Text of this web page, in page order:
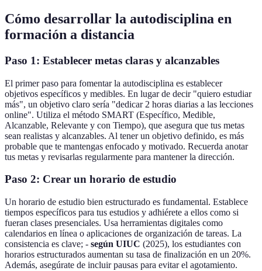
Cómo desarrollar la autodisciplina en
formación a distancia
Paso 1: Establecer metas claras y alcanzables
El primer paso para fomentar la autodisciplina es establecer
objetivos específicos y medibles. En lugar de decir "quiero estudiar
más", un objetivo claro sería "dedicar 2 horas diarias a las lecciones
online". Utiliza el método SMART (Específico, Medible,
Alcanzable, Relevante y con Tiempo), que asegura que tus metas
sean realistas y alcanzables. Al tener un objetivo definido, es más
probable que te mantengas enfocado y motivado. Recuerda anotar
tus metas y revisarlas regularmente para mantener la dirección.
Paso 2: Crear un horario de estudio
Un horario de estudio bien estructurado es fundamental. Establece
tiempos específicos para tus estudios y adhiérete a ellos como si
fueran clases presenciales. Usa herramientas digitales como
calendarios en línea o aplicaciones de organización de tareas. La
consistencia es clave; - según UIUC (2025), los estudiantes con
horarios estructurados aumentan su tasa de finalización en un 20%.
Además, asegúrate de incluir pausas para evitar el agotamiento.